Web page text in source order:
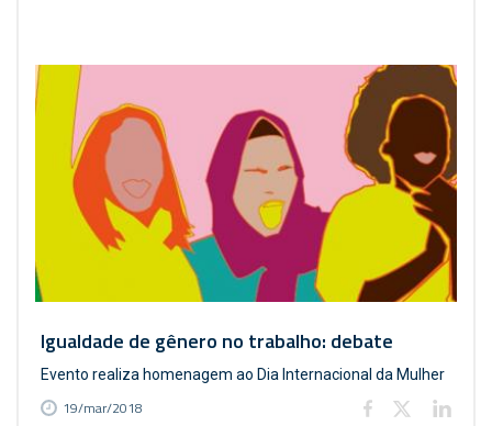
Igualdade de gênero no trabalho: debate
Evento realiza homenagem ao Dia Internacional da Mulher
19/mar/2018